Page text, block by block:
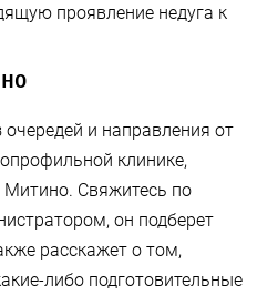
проявление недуга к
и направления от
клинике,
Свяжитесь по
он подберет
расскажет о том,
либо подготовительные